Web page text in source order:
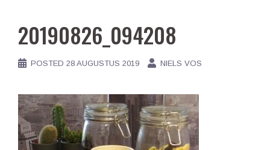
20190826_094208
POSTED 28 AUGUSTUS 2019 NIELS VOS